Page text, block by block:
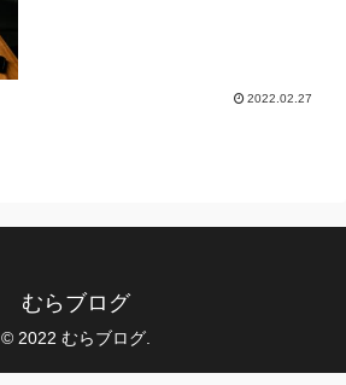
2022.02.27
むらブログ
© 2022 むらブログ.